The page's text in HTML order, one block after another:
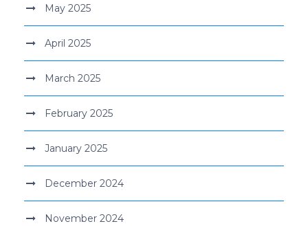
May 2025
April 2025
March 2025
February 2025
January 2025
December 2024
November 2024